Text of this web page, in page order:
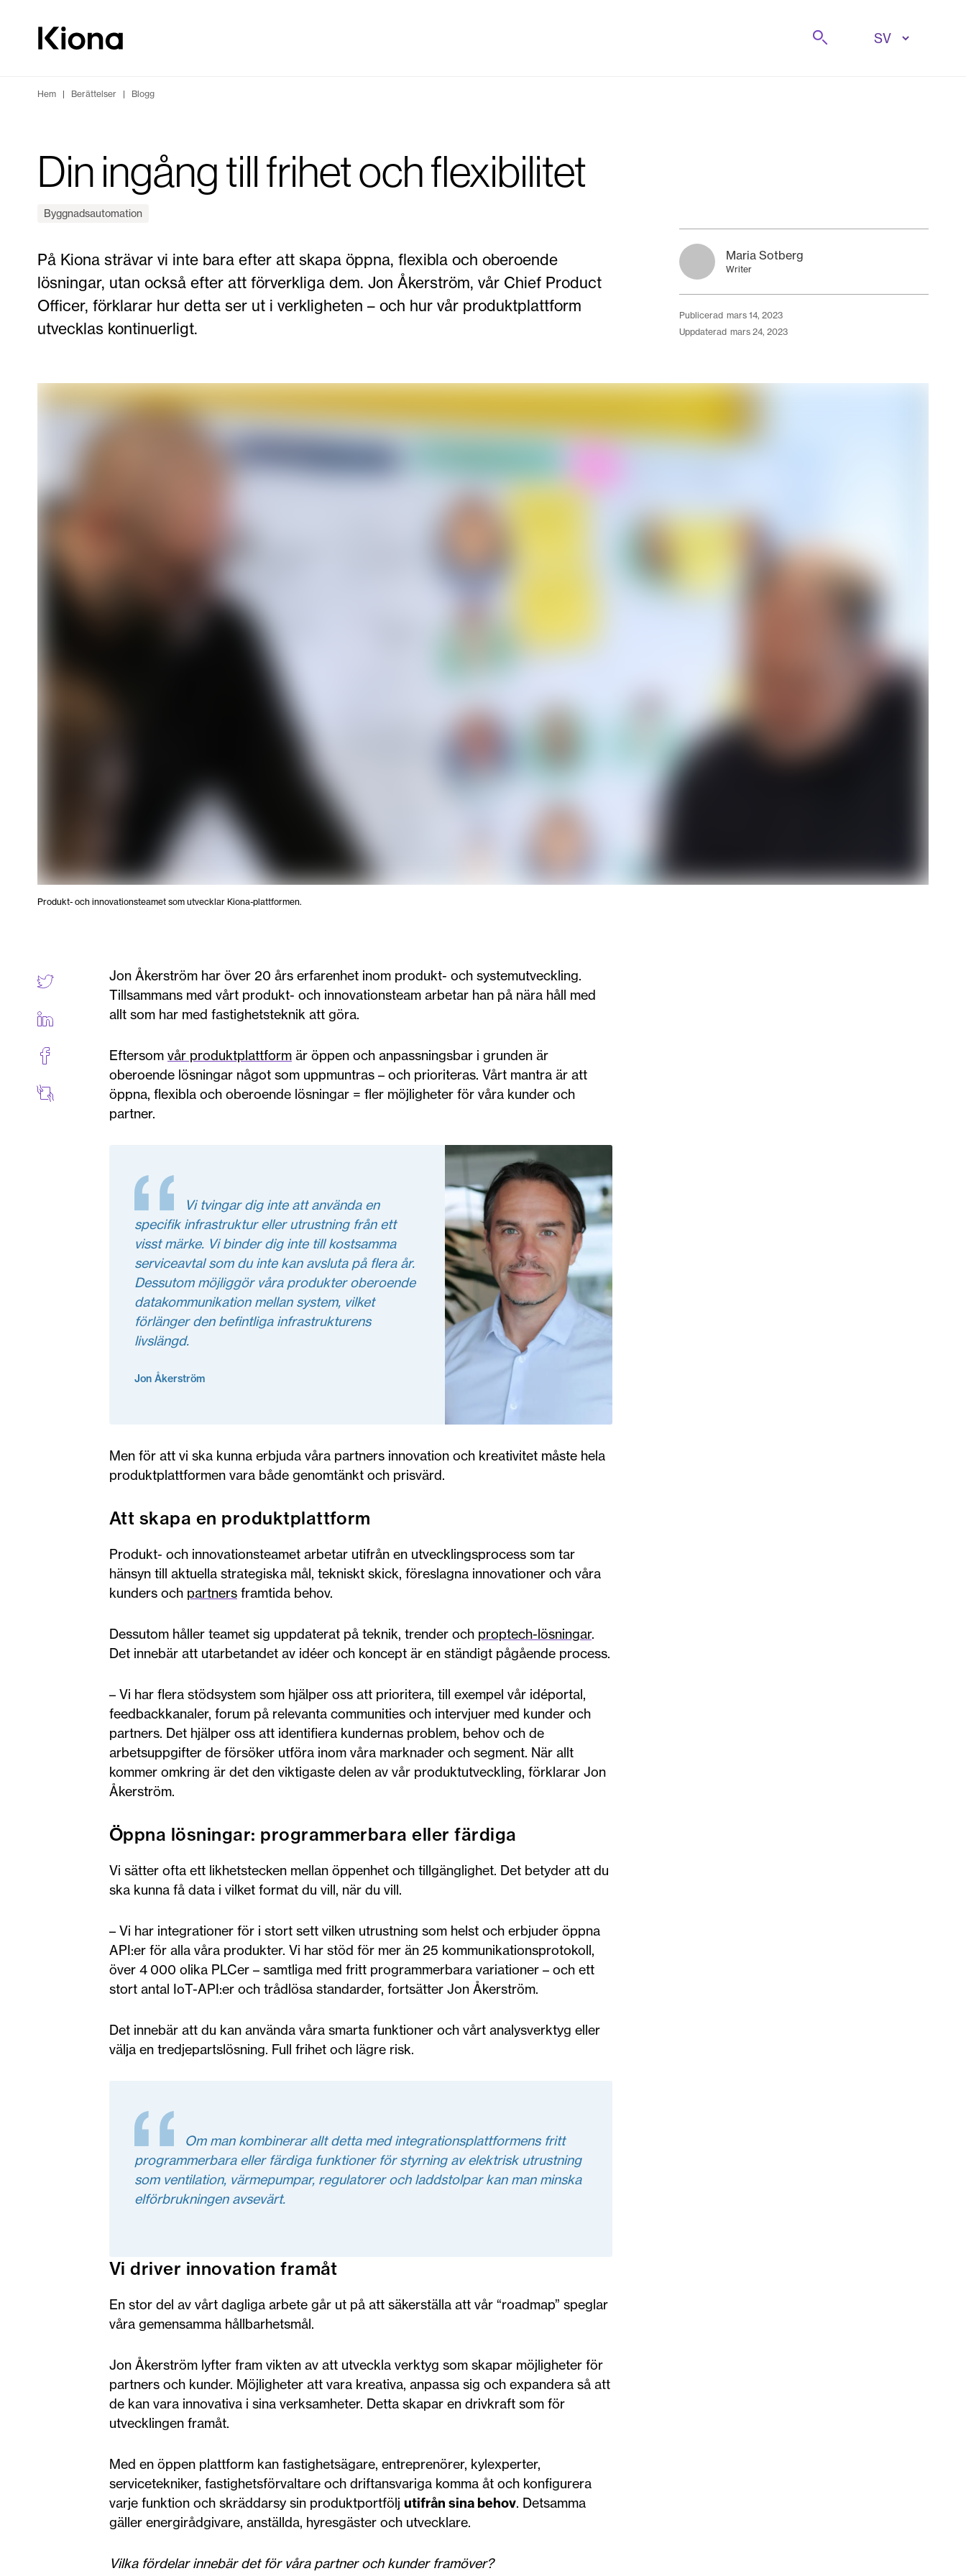
Gå till hemsidan
Sök på
Hem | Berättelser | Blogg
Din ingång till frihet och flexibilitet
Byggnadsautomation
På Kiona strävar vi inte bara efter att skapa öppna, flexibla och oberoende
lösningar, utan också efter att förverkliga dem. Jon Åkerström, vår Chief Product
Officer, förklarar hur detta ser ut i verkligheten – och hur vår produktplattform
utvecklas kontinuerligt.
Maria Sotberg
Writer
publicerad mars 14, 2023
uppdaterad mars 24, 2023
Produkt- och innovationsteamet som utvecklar Kiona-plattformen.
Jon Åkerström har över 20 års erfarenhet inom produkt- och systemutveckling.
Tillsammans med vårt produkt- och innovationsteam arbetar han på nära håll med
allt som har med fastighetsteknik att göra.
Eftersom vår produktplattform är öppen och anpassningsbar i grunden är
oberoende lösningar något som uppmuntras – och prioriteras. Vårt mantra är att
öppna, flexibla och oberoende lösningar = fler möjligheter för våra kunder och
partner.
Vi tvingar dig inte att använda en
specifik infrastruktur eller utrustning från ett
visst märke. Vi binder dig inte till kostsamma
serviceavtal som du inte kan avsluta på flera år.
Dessutom möjliggör våra produkter oberoende
datakommunikation mellan system, vilket
förlänger den befintliga infrastrukturens
livslängd.
Jon Åkerström
Men för att vi ska kunna erbjuda våra partners innovation och kreativitet måste hela
produktplattformen vara både genomtänkt och prisvärd.
Att skapa en produktplattform
Produkt- och innovationsteamet arbetar utifrån en utvecklingsprocess som tar
hänsyn till aktuella strategiska mål, tekniskt skick, föreslagna innovationer och våra
kunders och partners framtida behov.
Dessutom håller teamet sig uppdaterat på teknik, trender och proptech-lösningar.
Det innebär att utarbetandet av idéer och koncept är en ständigt pågående process.
– Vi har flera stödsystem som hjälper oss att prioritera, till exempel vår idéportal,
feedbackkanaler, forum på relevanta communities och intervjuer med kunder och
partners. Det hjälper oss att identifiera kundernas problem, behov och de
arbetsuppgifter de försöker utföra inom våra marknader och segment. När allt
kommer omkring är det den viktigaste delen av vår produktutveckling, förklarar Jon
Åkerström.
Öppna lösningar: programmerbara eller färdiga
Vi sätter ofta ett likhetstecken mellan öppenhet och tillgänglighet. Det betyder att du
ska kunna få data i vilket format du vill, när du vill.
– Vi har integrationer för i stort sett vilken utrustning som helst och erbjuder öppna
API:er för alla våra produkter. Vi har stöd för mer än 25 kommunikationsprotokoll,
över 4 000 olika PLCer – samtliga med fritt programmerbara variationer – och ett
stort antal IoT-API:er och trådlösa standarder, fortsätter Jon Åkerström.
Det innebär att du kan använda våra smarta funktioner och vårt analysverktyg eller
välja en tredjepartslösning. Full frihet och lägre risk.
Om man kombinerar allt detta med integrationsplattformens fritt
programmerbara eller färdiga funktioner för styrning av elektrisk utrustning
som ventilation, värmepumpar, regulatorer och laddstolpar kan man minska
elförbrukningen avsevärt.
Vi driver innovation framåt
En stor del av vårt dagliga arbete går ut på att säkerställa att vår “roadmap” speglar
våra gemensamma hållbarhetsmål.
Jon Åkerström lyfter fram vikten av att utveckla verktyg som skapar möjligheter för
partners och kunder. Möjligheter att vara kreativa, anpassa sig och expandera så att
de kan vara innovativa i sina verksamheter. Detta skapar en drivkraft som för
utvecklingen framåt.
Med en öppen plattform kan fastighetsägare, entreprenörer, kylexperter,
servicetekniker, fastighetsförvaltare och driftansvariga komma åt och konfigurera
varje funktion och skräddarsy sin produktportfölj utifrån sina behov. Detsamma
gäller energirådgivare, anställda, hyresgäster och utvecklare.
Vilka fördelar innebär det för våra partner och kunder framöver?